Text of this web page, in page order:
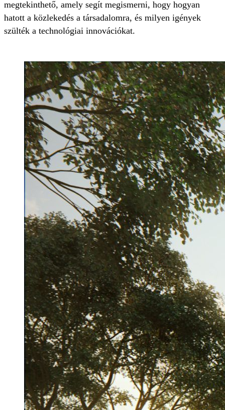
megtekinthető, amely segít megismerni, hogy hogyan
hatott a közlekedés a társadalomra, és milyen igények
szülték a technológiai innovációkat.